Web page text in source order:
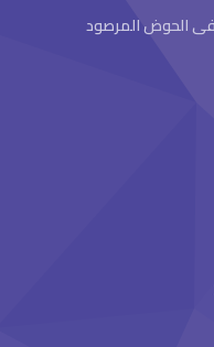
الحوض المرصود